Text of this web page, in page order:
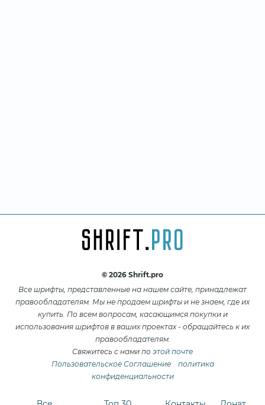
© 2026 Shrift.pro
Все шрифты, представленные на нашем сайте, принадлежат
правообладателям. Мы не продаем шрифты и не знаем, где их
купить. По всем вопросам, касающимся покупки и
использования шрифтов в ваших проектах - обращайтесь к их
правообладателям.
Свяжитесь с нами по этой почте
Пользовательское Соглашение
политика
конфиденциальности